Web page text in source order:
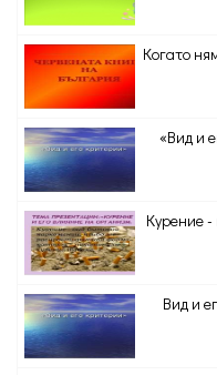
Когато
«Вид и
Курение
Вид и